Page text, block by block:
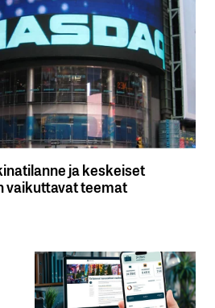
ja keskeiset
vaikuttavat teemat